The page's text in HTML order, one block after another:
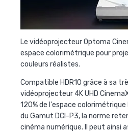
Le vidéoprojecteur Optoma
espace colorimétrique pour
couleurs réalistes.
Compatible HDR10 grâce à sa
vidéoprojecteur 4K UHD
120% de l'espace
du Gamut DCI-P3, la norme
cinéma numérique. Il peut ainsi